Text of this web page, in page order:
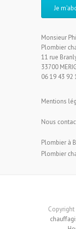
Monsieur
Plombier
11 rue
33700
06 19 43 92
Mentions
Nous
Plombier à
Plombier